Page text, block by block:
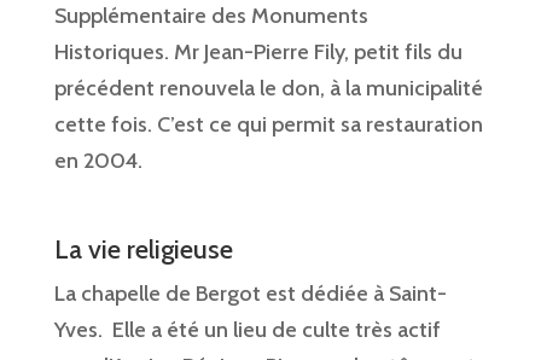
Supplémentaire des Monuments
Historiques. Mr Jean-Pierre Fily, petit fils du
précédent renouvela le don, à la municipalité
cette fois. C’est ce qui permit sa restauration
en 2004.
La vie religieuse
La chapelle de Bergot est dédiée à Saint-
Yves. Elle a été un lieu de culte très actif